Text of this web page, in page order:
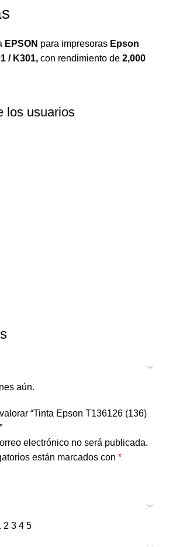
EPSON para impresoras Epson
/ K301, con rendimiento de 2,000
los usuarios
aún.
“Tinta Epson T136126 (136)
electrónico no será publicada.
están marcados con *
2 3 4 5